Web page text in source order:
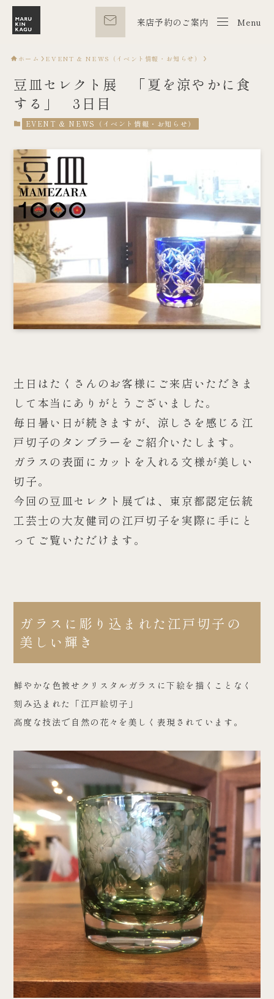
来店予約のご案内 Menu
Menu
ホーム EVENT & NEWS（イベント情報・お知らせ）
豆皿セレクト展 「夏を涼やかに食
する」 3日目
EVENT & NEWS（イベント情報・お知らせ）
土日はたくさんのお客様にご来店いただきま
して本当にありがとうございました。
毎日暑い日が続きますが、涼しさを感じる江
戸切子のタンブラーをご紹介いたします。
ガラスの表面にカットを入れる文様が美しい
切子。
今回の豆皿セレクト展では、東京都認定伝統
工芸士の大友健司の江戸切子を実際に手にと
ってご覧いただけます。
ガラスに彫り込まれた江戸切子の
美しい輝き
鮮やかな色被せクリスタルガラスに下絵を描くことなく
刻み込まれた「江戸絵切子」
高度な技法で自然の花々を美しく表現されています。